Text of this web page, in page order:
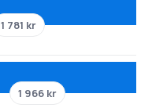
1 781 kr
1 966 kr